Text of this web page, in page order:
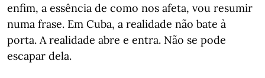
enfim, a essência de como nos afeta, vou resumir
numa frase. Em Cuba, a realidade não bate à
porta. A realidade abre e entra. Não se pode
escapar dela.